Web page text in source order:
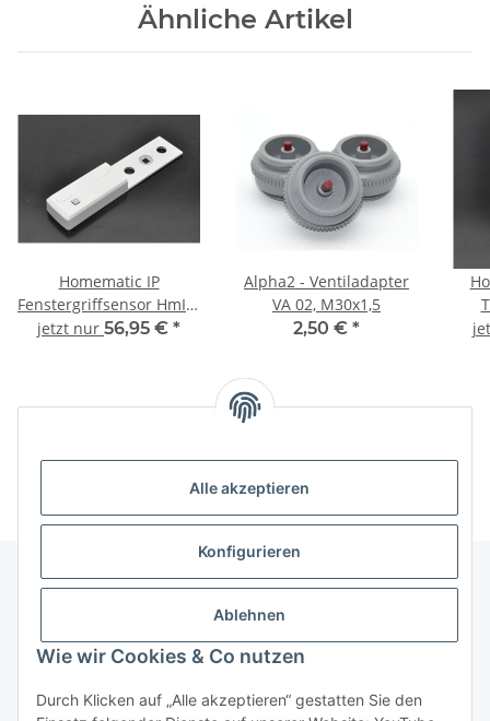
Alle akzeptieren
Konfigurieren
Ablehnen
Wie wir Cookies & Co nutzen
Durch Klicken auf „Alle akzeptieren“ gestatten Sie den
Ähnliche Artikel
Homematic IP
Fenstergriffsensor HmIP-
SRH
jetzt nur 56,95 € *
Alpha2 - Ventiladapter
VA 02, M30x1,5
2,50 € *